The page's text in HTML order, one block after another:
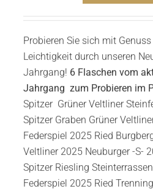
Probieren Sie sich mit
Leichtigkeit durch unseren
Jahrgang! 6 Flaschen vom
Jahrgang zum Probieren im
Spitzer Grüner Veltliner
Spitzer Graben Grüner
Federspiel 2025 Ried
Veltliner 2025 Neuburger -S-
Spitzer Riesling Steinterrassen
Federspiel 2025 Ried